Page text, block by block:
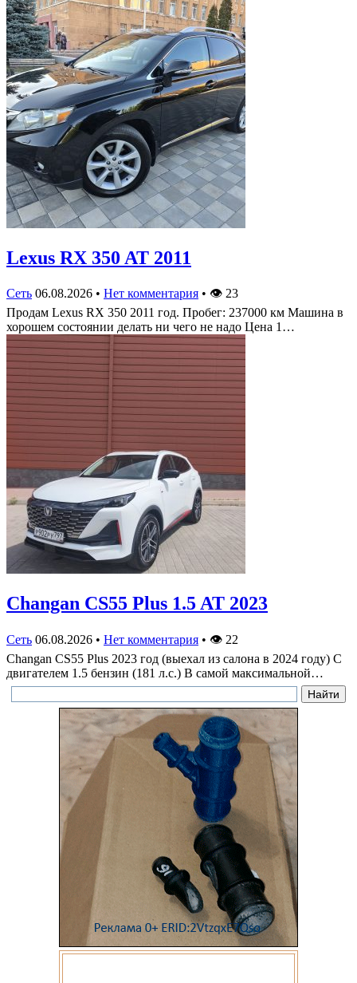
Lexus RX 350 AT 2011
Сеть 06.08.2026 • Нет комментария • 👁 23
Продам Lexus RX 350 2011 год. Пробег: 237000 км Машина в
хорошем состоянии делать ни чего не надо Цена 1…
Changan CS55 Plus 1.5 AT 2023
Сеть 06.08.2026 • Нет комментария • 👁 22
Changan CS55 Plus 2023 год (выехал из салона в 2024 году) С
двигателем 1.5 бензин (181 л.с.) В самой максимальной…